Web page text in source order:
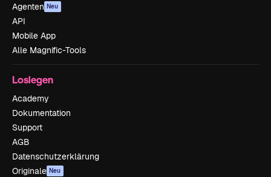
Agenten Neu
API
Mobile App
Alle Magnific-Tools
Loslegen
Academy
Dokumentation
Support
AGB
Datenschutzerklärung
Originale Neu